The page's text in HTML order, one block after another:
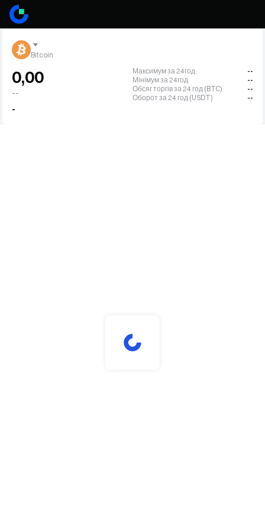
Bitcoin
0,00
--
-
Максимум за 24год
--
Мінімум за 24год
--
Обсяг торгів за 24 год (BTC)
--
Оборот за 24 год (USDT)
--